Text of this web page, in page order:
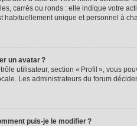
carrés ou ronds : elle indique votre
habituellement unique et personnel à
un avatar ?
utilisateur, section « Profil », vous
Les administrateurs du forum
puis-je le modifier ?